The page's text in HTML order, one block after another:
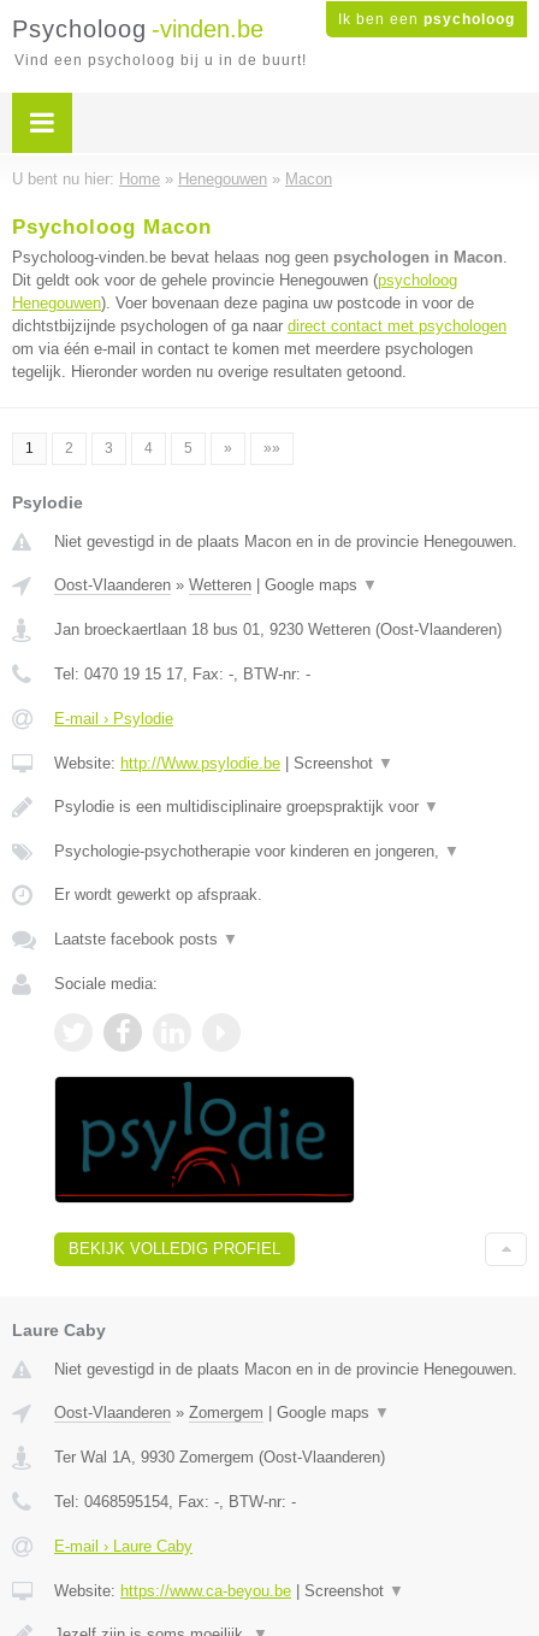
Ik ben een psycholoog
Psycholoog -vinden.be
Vind een psycholoog bij u in de buurt!
U bent nu hier: Home » Henegouwen » Macon
Psycholoog Macon
Psycholoog-vinden.be bevat helaas nog geen psychologen in Macon.
Dit geldt ook voor de gehele provincie Henegouwen (psycholoog
Henegouwen). Voer bovenaan deze pagina uw postcode in voor de
dichtstbijzijnde psychologen of ga naar direct contact met psychologen
om via één e-mail in contact te komen met meerdere psychologen
tegelijk. Hieronder worden nu overige resultaten getoond.
1 2 3 4 5 » »»
Psylodie
Niet gevestigd in de plaats Macon en in de provincie Henegouwen.
Oost-Vlaanderen » Wetteren Google maps ▼
Jan broeckaertlaan 18 bus 01, 9230 Wetteren (Oost-Vlaanderen)
Tel: 0470 19 15 17, Fax: -, BTW-nr: -
E-mail › Psylodie
Website: http://Www.psylodie.be Screenshot ▼
Psylodie is een multidisciplinaire groepspraktijk voor ▼
Psychologie-psychotherapie voor kinderen en jongeren, ▼
Er wordt gewerkt op afspraak.
Laatste facebook posts ▼
Sociale media:
BEKIJK VOLLEDIG PROFIEL
Laure Caby
Niet gevestigd in de plaats Macon en in de provincie Henegouwen.
Oost-Vlaanderen » Zomergem Google maps ▼
Ter Wal 1A, 9930 Zomergem (Oost-Vlaanderen)
Tel: 0468595154, Fax: -, BTW-nr: -
E-mail › Laure Caby
Website: https://www.ca-beyou.be Screenshot ▼